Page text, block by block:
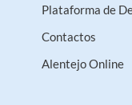
Plataforma de
Contactos
Alentejo Online